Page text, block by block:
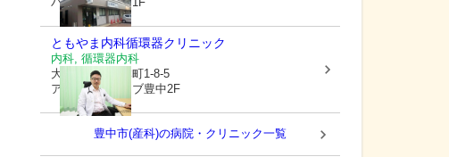
ともやま内科循環器クリニック
内科, 循環器内科
大阪府豊中市
本町1-8-5
アクロスキューブ豊中2F
豊中市(産科)の病院・クリニック一覧